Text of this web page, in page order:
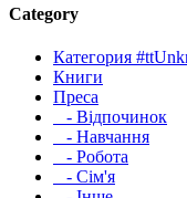
Category
Категория
Книги
Преса
- Відпочинок
- Навчання
- Робота
- Сім'я